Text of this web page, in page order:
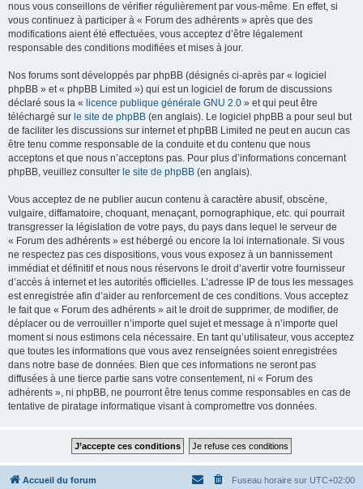
nous vous conseillons de vérifier régulièrement par vous-même. En effet, si
vous continuez à participer à « Forum des adhérents » après que des
modifications aient été effectuées, vous acceptez d’être légalement
responsable des conditions modifiées et mises à jour.
Nos forums sont développés par phpBB (désignés ci-après par « logiciel
phpBB » et « phpBB Limited ») qui est un logiciel de forum de discussions
déclaré sous la « licence publique générale GNU 2.0 » et qui peut être
téléchargé sur le site de phpBB (en anglais). Le logiciel phpBB a pour seul but
de faciliter les discussions sur internet et phpBB Limited ne peut en aucun cas
être tenu comme responsable de la conduite et du contenu que nous
acceptons et que nous n’acceptons pas. Pour plus d’informations concernant
phpBB, veuillez consulter le site de phpBB (en anglais).
Vous acceptez de ne publier aucun contenu à caractère abusif, obscène,
vulgaire, diffamatoire, choquant, menaçant, pornographique, etc. qui pourrait
transgresser la législation de votre pays, du pays dans lequel le serveur de
« Forum des adhérents » est hébergé ou encore la loi internationale. Si vous
ne respectez pas ces dispositions, vous vous exposez à un bannissement
immédiat et définitif et nous nous réservons le droit d’avertir votre fournisseur
d’accès à internet et les autorités officielles. L’adresse IP de tous les messages
est enregistrée afin d’aider au renforcement de ces conditions. Vous acceptez
le fait que « Forum des adhérents » ait le droit de supprimer, de modifier, de
déplacer ou de verrouiller n’importe quel sujet et message à n’importe quel
moment si nous estimons cela nécessaire. En tant qu’utilisateur, vous acceptez
que toutes les informations que vous avez renseignées soient enregistrées
dans notre base de données. Bien que ces informations ne seront pas
diffusées à une tierce partie sans votre consentement, ni « Forum des
adhérents », ni phpBB, ne pourront être tenus comme responsables en cas de
tentative de piratage informatique visant à compromettre vos données.
Accueil du forum Fuseau horaire sur UTC+02:00